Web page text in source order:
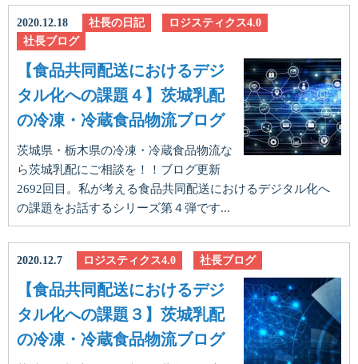
2020.12.18 社長の日記
ロジスティクス4.0
社長ブログ
【食品共同配送におけるデジ
タル化への課題４】茨城乳配
の冷凍・冷蔵食品物流ブログ
茨城県・栃木県の冷凍・冷蔵食品物流な
ら茨城乳配にご相談を！！ブログ更新
2692回目。私が考える食品共同配送におけるデジタル化へ
の課題をお話するシリーズ第４弾です...
2020.12.7 ロジスティクス4.0 社長ブログ
【食品共同配送におけるデジ
タル化への課題３】茨城乳配
の冷凍・冷蔵食品物流ブログ